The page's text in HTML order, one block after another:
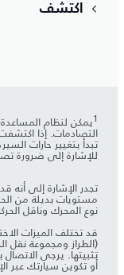
اكتشف
1يمكن لنظام
التصادمات. إذا
تبدأ بتغيير حارات
للإشارة إلى ضرورة
تجدر الإشارة إلى أنه
مستويات بديلة من
نوع المحرك وناقل
قد تختلف الميزات
(الطراز ومجموعة نقل
تثبيتها. يرجى
أو تكوين سيارتك عبر